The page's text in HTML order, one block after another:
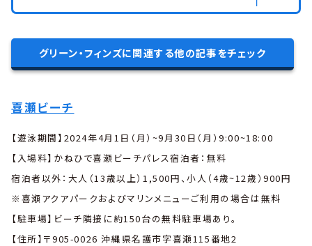
グリーン・フィンズに関連する他の記事をチェック
喜瀬ビーチ
【遊泳期間】2024年4月1日（月）~9月30日（月）9:00~18:00
【入場料】かねひで喜瀬ビーチパレス宿泊者：無料
宿泊者以外：大人（13歳以上）1,500円、小人（4歳~12歳）900円
※喜瀬アクアパークおよびマリンメニューご利用の場合は無料
【駐車場】ビーチ隣接に約150台の無料駐車場あり。
【住所】〒905-0026 沖縄県名護市字喜瀬115番地2